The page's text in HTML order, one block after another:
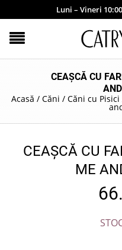
Luni – Vineri
CEAȘCĂ CU
Acasă / Căni / Căni cu Pisici
CEAȘCĂ CU
ME